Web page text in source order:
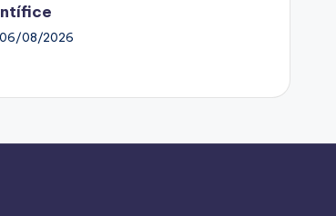
06/08/2026